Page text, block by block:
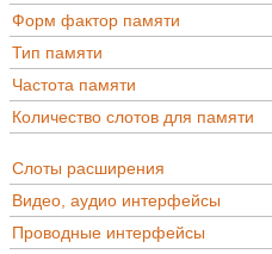
Форм фактор памяти
Тип памяти
Частота памяти
Количество слотов для памяти
Слоты расширения
Видео, аудио интерфейсы
Проводные интерфейсы